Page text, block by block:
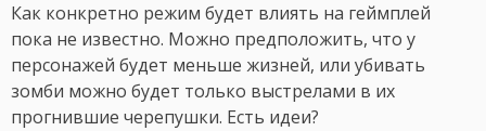
Как конкретно режим будет влиять на геймплей
пока не известно. Можно предположить, что у
персонажей будет меньше жизней, или убивать
зомби можно будет только выстрелами в их
прогнившие черепушки. Есть идеи?